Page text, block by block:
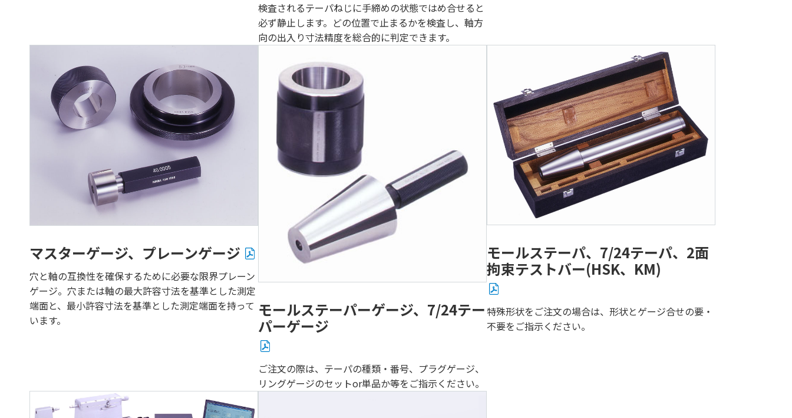
検査されるテーパねじに手締めの状態ではめ合せると
必ず静止します。どの位置で止まるかを検査し、軸方
向の出入り寸法精度を総合的に判定できます。
マスターゲージ、プレーンゲージ
穴と軸の互換性を確保するために必要な限界プレーン
ゲージ。穴または軸の最大許容寸法を基準とした測定
端面と、最小許容寸法を基準とした測定端面を持って
います。
モールステーパーゲージ、7/24テー
パーゲージ
ご注文の際は、テーパの種類・番号、プラグゲージ、
リングゲージのセットor単品か等をご指示ください。
モールステーパ、7/24テーパ、2面
拘束テストバー(HSK、KM)
特殊形状をご注文の場合は、形状とゲージ合せの要・
不要をご指示ください。